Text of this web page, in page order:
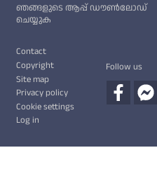
ഞങ്ങളുടെ ആപ്പ് ഡൗൺലോഡ്
ചെയ്യുക
Footer
Contact
Copyright
Site map
Privacy policy
Cookie settings
Log in
Follow us